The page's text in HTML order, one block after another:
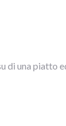
di una piatto